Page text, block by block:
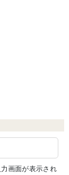
画面が表示され